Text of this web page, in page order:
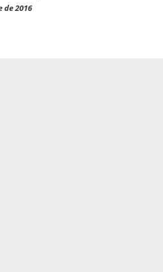
de 2016